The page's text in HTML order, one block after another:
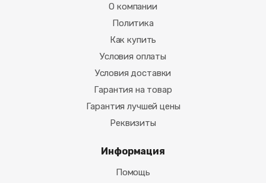
О компании
Политика
Как купить
Условия оплаты
Условия доставки
Гарантия на товар
Гарантия лучшей цены
Реквизиты
Информация
Помощь